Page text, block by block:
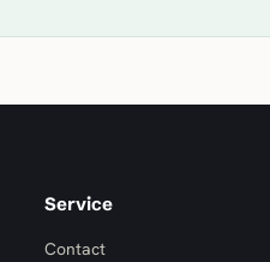
Service
Contact